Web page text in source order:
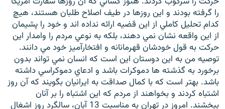
را گرفته بودند و اين روزها در طيف اصلاح طلبان هستند، هيچ
کدام تحليل کاملي از اين قضيه ارائه نداده اند و خود را پشيمان
از اين واقعه نشان نمي دهند، بلکه به نوعي مردم را وامدار اين
حرکت به قول خودشان قهرمانانه و افتخارآميز خود مي دانند.
توصيه من به اين دوستان اين است که انسان نمي تواند بدون
برخورد به گذشته ها دموکرات باشد و ادعاي دموکراسي داشته
باشد. بهتر است که با کمال صداقت به ايرانيان بگويند که آن روز
اشتباه کردند و بخواهند از مردم که اين اشتباه را بر آنان
ببخشند. امروز در تهران به مناسبت 13 آبان، سالگرد روز اشغال